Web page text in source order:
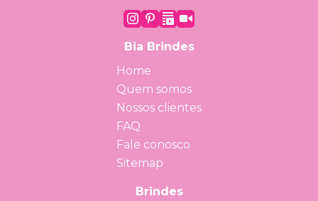
Bia Brindes
Home
Quem somos
Nossos clientes
FAQ
Fale conosco
Sitemap
Brindes